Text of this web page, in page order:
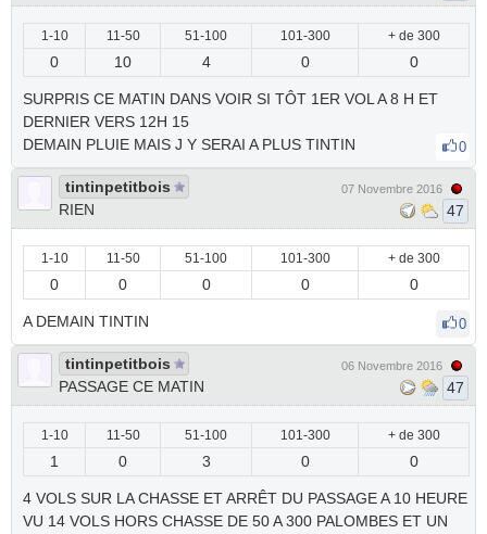
1-10 11-50 51-100 101-300 + de 300
0 10 4 0 0
SURPRIS CE MATIN DANS VOIR SI TÔT 1ER VOL A 8 H ET
DERNIER VERS 12H 15
DEMAIN PLUIE MAIS J Y SERAI A PLUS TINTIN
0
tintinpetitbois
RIEN
07 Novembre 2016
47
1-10 11-50 51-100 101-300 + de 300
0 0 0 0 0
A DEMAIN TINTIN 0
tintinpetitbois
PASSAGE CE MATIN
06 Novembre 2016
47
1-10 11-50 51-100 101-300 + de 300
1 0 3 0 0
4 VOLS SUR LA CHASSE ET ARRÊT DU PASSAGE A 10 HEURE
VU 14 VOLS HORS CHASSE DE 50 A 300 PALOMBES ET UN